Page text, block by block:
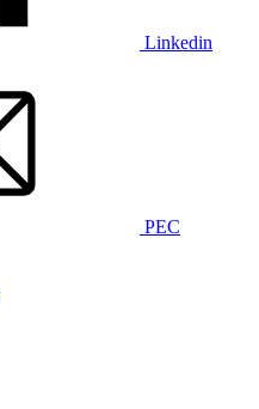
Linkedin
PEC